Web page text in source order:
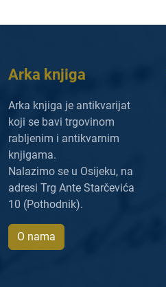
Arka knjiga
Arka knjiga je antikvarijat
koji se bavi trgovinom
rabljenim i antikvarnim
knjigama.
Nalazimo se u Osijeku, na
adresi Trg Ante Starčevića
10 (Pothodnik).
O nama